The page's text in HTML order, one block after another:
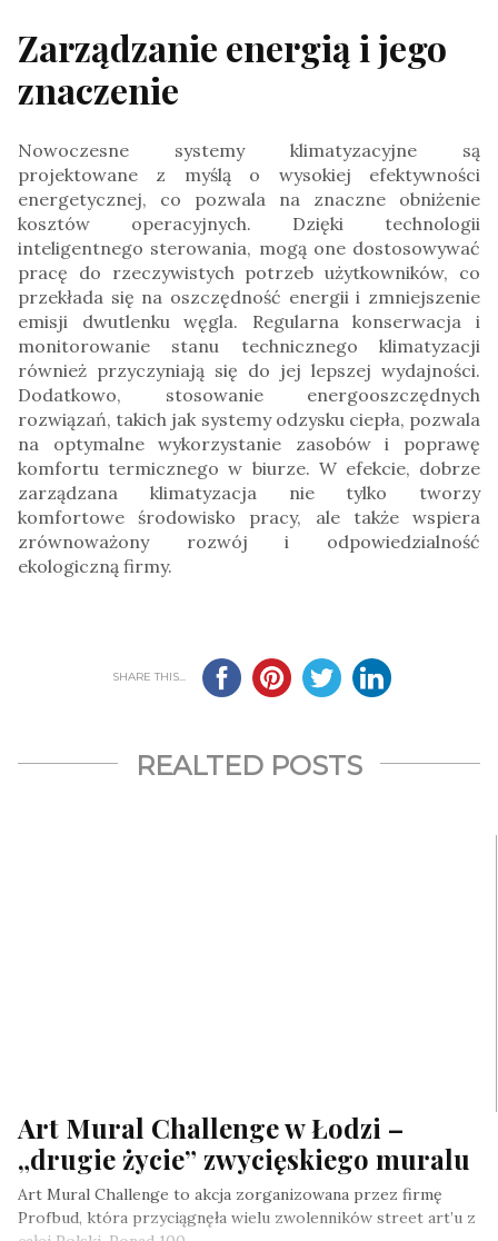
Zarządzanie energią i jego
znaczenie
Nowoczesne systemy klimatyzacyjne są
projektowane z myślą o wysokiej efektywności
energetycznej, co pozwala na znaczne obniżenie
kosztów operacyjnych. Dzięki technologii
inteligentnego sterowania, mogą one dostosowywać
pracę do rzeczywistych potrzeb użytkowników, co
przekłada się na oszczędność energii i zmniejszenie
emisji dwutlenku węgla. Regularna konserwacja i
monitorowanie stanu technicznego klimatyzacji
również przyczyniają się do jej lepszej wydajności.
Dodatkowo, stosowanie energooszczędnych
rozwiązań, takich jak systemy odzysku ciepła, pozwala
na optymalne wykorzystanie zasobów i poprawę
komfortu termicznego w biurze. W efekcie, dobrze
zarządzana klimatyzacja nie tylko tworzy
komfortowe środowisko pracy, ale także wspiera
zrównoważony rozwój i odpowiedzialność
ekologiczną firmy.
SHARE THIS...
REALTED POSTS
Art Mural Challenge w Łodzi –
„drugie życie” zwycięskiego muralu
Art Mural Challenge to akcja zorganizowana przez firmę
Profbud, która przyciągnęła wielu zwolenników street art’u z